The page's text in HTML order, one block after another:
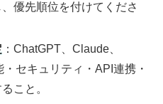
優先順位を付けてくださ
：ChatGPT、Claude、
セキュリティ・API連携・
こと。